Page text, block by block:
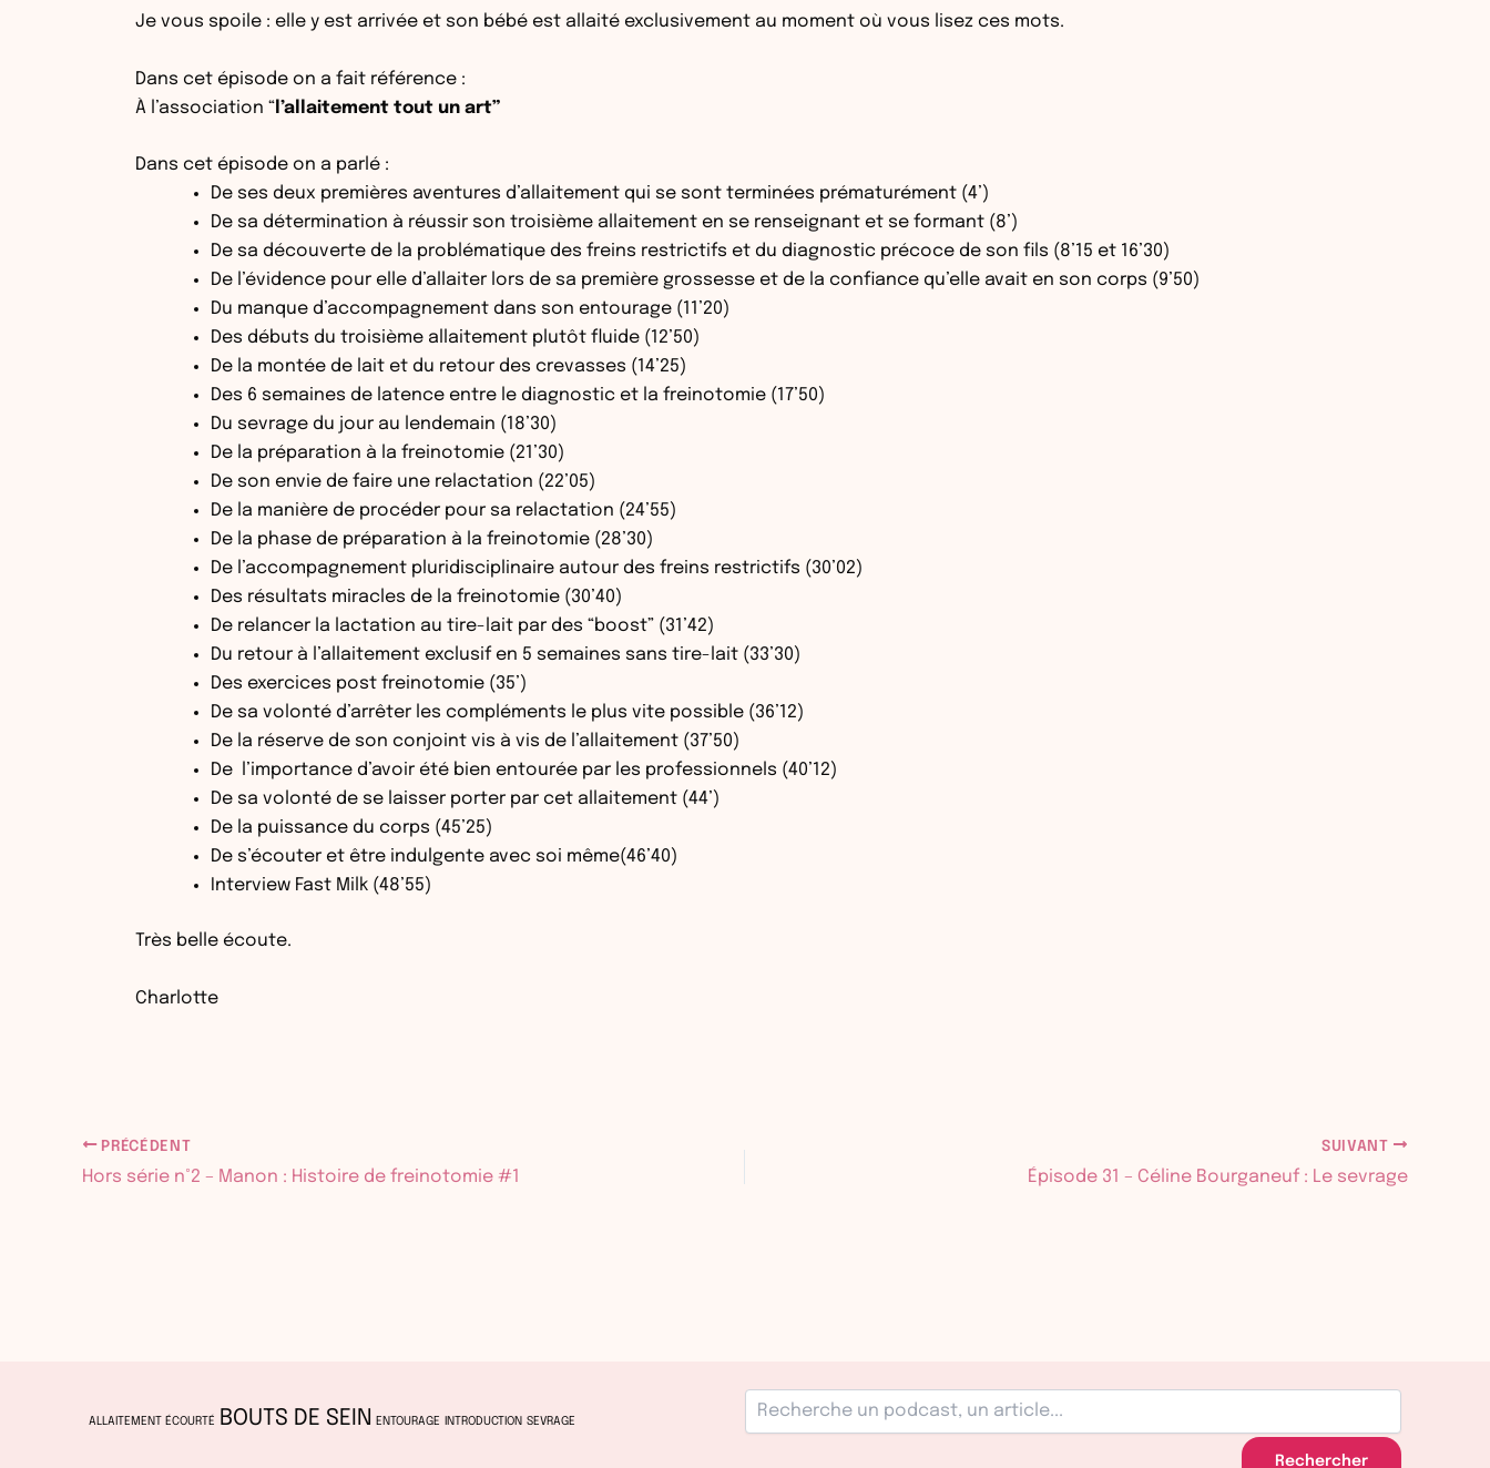
Je vous spoile : elle y est arrivée et son bébé est allaité exclusivement au moment où vous lisez ces mots.
Dans cet épisode on a fait référence :
À l’association “ l’allaitement tout un art”
Dans cet épisode on a parlé :
De ses deux premières aventures d’allaitement qui se sont terminées prématurément (4’)
De sa détermination à réussir son troisième allaitement en se renseignant et se formant (8’)
De sa découverte de la problématique des freins restrictifs et du diagnostic précoce de son fils (8’15 et 16’30)
De l’évidence pour elle d’allaiter lors de sa première grossesse et de la confiance qu’elle avait en son corps (9’50)
Du manque d’accompagnement dans son entourage (11’20)
Des débuts du troisième allaitement plutôt fluide (12’50)
De la montée de lait et du retour des crevasses (14’25)
Des 6 semaines de latence entre le diagnostic et la freinotomie (17’50)
Du sevrage du jour au lendemain (18’30)
De la préparation à la freinotomie (21’30)
De son envie de faire une relactation (22’05)
De la manière de procéder pour sa relactation (24’55)
De la phase de préparation à la freinotomie (28’30)
De l’accompagnement pluridisciplinaire autour des freins restrictifs (30’02)
Des résultats miracles de la freinotomie (30’40)
De relancer la lactation au tire-lait par des “boost” (31’42)
Du retour à l’allaitement exclusif en 5 semaines sans tire-lait (33’30)
Des exercices post freinotomie (35’)
De sa volonté d’arrêter les compléments le plus vite possible (36’12)
De la réserve de son conjoint vis à vis de l’allaitement (37’50)
De l’importance d’avoir été bien entourée par les professionnels (40’12)
De sa volonté de se laisser porter par cet allaitement (44’)
De la puissance du corps (45’25)
De s’écouter et être indulgente avec soi même(46’40)
Interview Fast Milk (48’55)
Très belle écoute.
Charlotte
PRÉCÉDENT
Hors série n°2 – Manon : Histoire de freinotomie #1
SUIVANT
Épisode 31 – Céline Bourganeuf : Le sevrage
ALLAITEMENT ÉCOURTÉ BOUTS DE SEIN ENTOURAGE INTRODUCTION SEVRAGE
Rechercher